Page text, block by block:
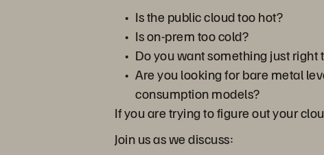
Is the public cloud too hot?
Is on-prem too cold?
Do you want something just
Are you looking for bare metal
consumption models?
If you are trying to figure out your
Join us as we discuss: